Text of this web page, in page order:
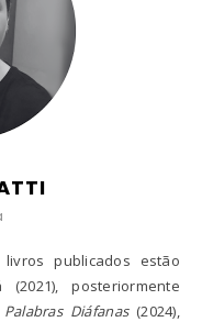
publicados estão
posteriormente
Palabras Diáfanas(2024),